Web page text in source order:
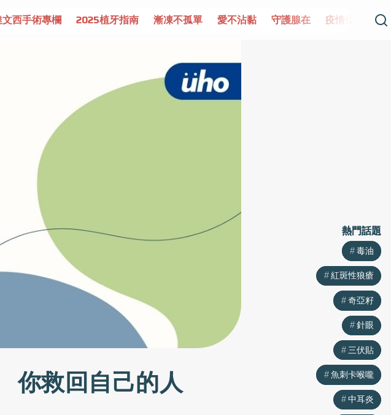
植牙指南 漸凍不孤單 愛不沾黏 守護腺在 疫情保衛戰 再生醫學 愛的
救回自己的人
熱門話題
毒油
紅斑性狼瘡
奇亞籽
針眼
三伏貼
魚刺卡喉嚨
中耳炎
熱門話題
毒油
紅斑性狼瘡
奇亞籽
針眼
三伏貼
魚刺卡喉嚨
中耳炎